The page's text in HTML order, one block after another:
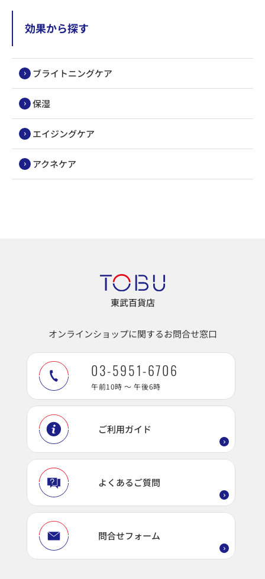
効果から探す
ブライトニングケア
保湿
エイジングケア
アクネケア
東武百貨店
オンラインショップに関するお問合せ窓口
03-5951-6706
午前10時 ～ 午後6時
ご利用ガイド
よくあるご質問
問合せフォーム